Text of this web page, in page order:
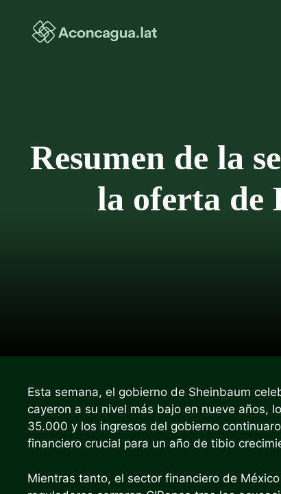
contenido
Resumen de la
la oferta de
Esta semana, el gobierno de Sheinbaum
cayeron a su nivel más bajo en nueve años,
35.000 y los ingresos del gobierno
financiero crucial para un año de tibio
Mientras tanto, el sector financiero de